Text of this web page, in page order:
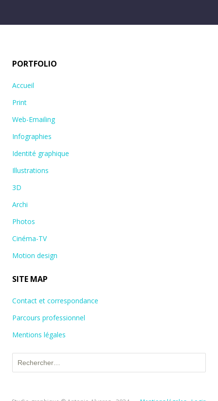
PORTFOLIO
Accueil
Print
Web-Emailing
Infographies
Identité graphique
Illustrations
3D
Archi
Photos
Cinéma-TV
Motion design
SITE MAP
Contact et correspondance
Parcours professionnel
Mentions légales
Rechercher :